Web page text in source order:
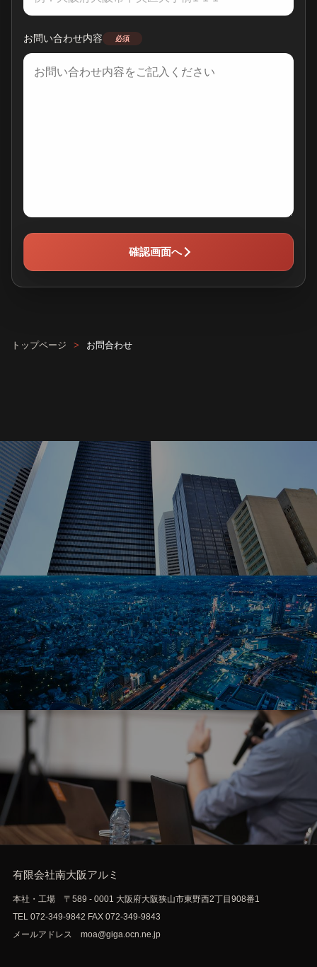
お問い合わせ内容 必須
確認画面へ
トップページ お問合わせ
Services
事業内容
Works
採用情報
有限会社南大阪アルミ
本社・工場 〒589 - 0001 大阪府大阪狭山市東野西2丁目908番1
TEL 072-349-9842 FAX 072-349-9843
メールアドレス moa@giga.ocn.ne.jp